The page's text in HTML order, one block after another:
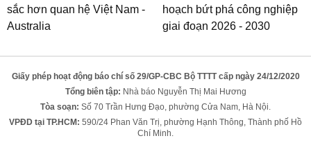
sắc hơn quan hệ Việt Nam -
Australia
hoạch bứt phá công nghiệp
giai đoạn 2026 - 2030
Giấy phép hoạt động báo chí số 29/GP-CBC Bộ TTTT cấp ngày 24/12/2020
Tổng biên tập: Nhà báo Nguyễn Thị Mai Hương
Tòa soạn: Số 70 Trần Hưng Đạo, phường Cửa Nam, Hà Nội.
VPĐD tại TP.HCM: 590/24 Phan Văn Trị, phường Hạnh Thông, Thành phố Hồ
Chí Minh.